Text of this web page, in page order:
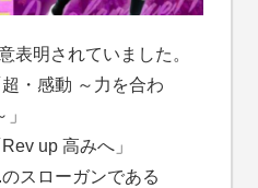
表明されていました。
・感動 ～力を合わ
up 高みへ」
スローガンである